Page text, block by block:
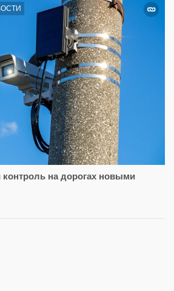
контроль на дорогах новыми